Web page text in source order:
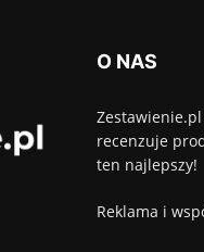
O NAS
recenzuje
ten najlepszy!
Reklama i